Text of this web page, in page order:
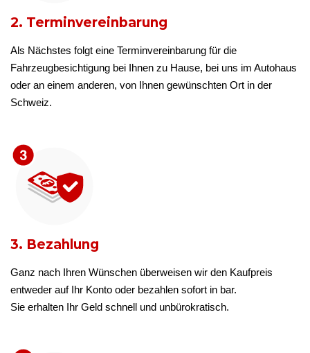
2. Terminvereinbarung
Als Nächstes folgt eine Terminvereinbarung für die
Fahrzeugbesichtigung bei Ihnen zu Hause, bei uns im Autohaus
oder an einem anderen, von Ihnen gewünschten Ort in der
Schweiz.
3. Bezahlung
Ganz nach Ihren Wünschen überweisen wir den Kaufpreis
entweder auf Ihr Konto oder bezahlen sofort in bar.
Sie erhalten Ihr Geld schnell und unbürokratisch.